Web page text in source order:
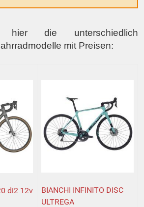
die unterschiedlich
mit Preisen:
di2 12v
BIANCHI INFINITO DISC
ULTREGA